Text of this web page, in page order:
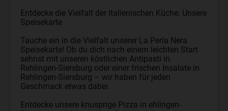
Entdecke die Vielfalt der italienischen Küche: Unsere
Speisekarte
Tauche ein in die Vielfalt unserer La Perla Nera
Speisekarte! Ob du dich nach einem leichten Start
sehnst mit unseren köstlichen Antipasti in
Rehlingen-Siersburg oder einer frischen Insalate in
Rehlingen-Siersburg – wir haben für jeden
Geschmack etwas dabei.
Entdecke unsere knusprige Pizza in ehlingen-